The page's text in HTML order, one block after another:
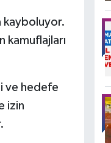
kayboluyor.
kamuflajları
ve hedefe
izin